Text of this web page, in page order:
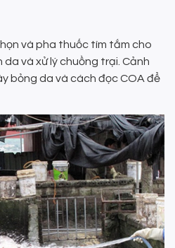
và pha thuốc tím tắm cho
da và xử lý chuồng trại. Cảnh
bỏng da và cách đọc COA để